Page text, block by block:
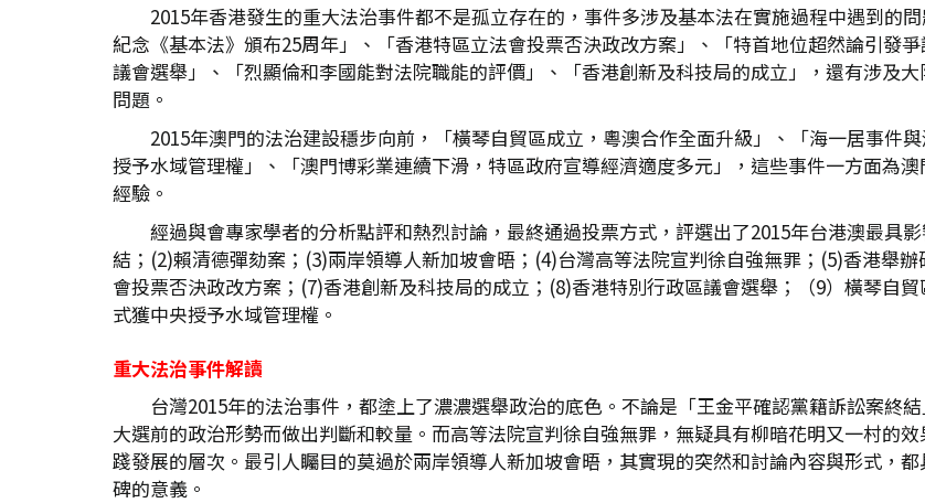
2015年香港發生的重大法治事件都不是孤立存在的，事件多涉及基本法在實施過程中遇到的
紀念《基本法》頒布25周年」、「香港特區立法會投票否決政改方案」、「特首地位超然論引發
議會選舉」、「烈顯倫和李國能對法院職能的評價」、「香港創新及科技局的成立」，還有涉及
問題。
2015年澳門的法治建設穩步向前，「橫琴自貿區成立，粵澳合作全面升級」、「海一居事件
授予水域管理權」、「澳門博彩業連續下滑，特區政府宣導經濟適度多元」，這些事件一方面為
經驗。
經過與會專家學者的分析點評和熱烈討論，最終通過投票方式，評選出了2015年台港澳最具
結；(2)賴清德彈劾案；(3)兩岸領導人新加坡會晤；(4)台灣高等法院宣判徐自強無罪；(5)香港舉
會投票否決政改方案；(7)香港創新及科技局的成立；(8)香港特別行政區議會選舉；（9）橫琴自
式獲中央授予水域管理權。
重大法治事件解讀
台灣2015年的法治事件，都塗上了濃濃選舉政治的底色。不論是「王金平確認黨籍訴訟案終
大選前的政治形勢而做出判斷和較量。而高等法院宣判徐自強無罪，無疑具有柳暗花明又一村的
踐發展的層次。最引人矚目的莫過於兩岸領導人新加坡會晤，其實現的突然和討論內容與形式，
碑的意義。